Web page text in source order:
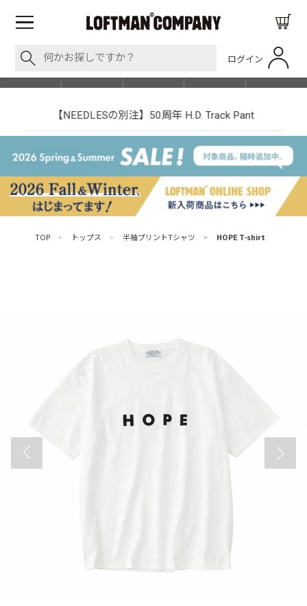
ログイン
SHOP LIST
【NEEDLESの別注】50周年 H.D. Track Pant
TOP > トップス > 半袖プリントTシャツ > HOPE T-shirt